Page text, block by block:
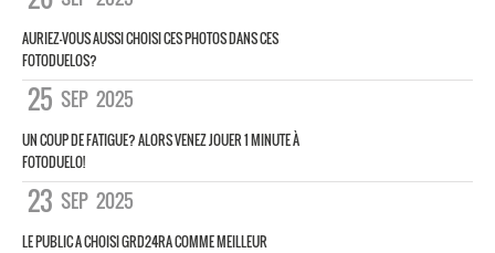
AURIEZ-VOUS AUSSI CHOISI CES PHOTOS DANS CES
FOTODUELOS?
25 SEP 2025
UN COUP DE FATIGUE? ALORS VENEZ JOUER 1 MINUTE À
FOTODUELO!
23 SEP 2025
LE PUBLIC A CHOISI GRD24RA COMME MEILLEUR